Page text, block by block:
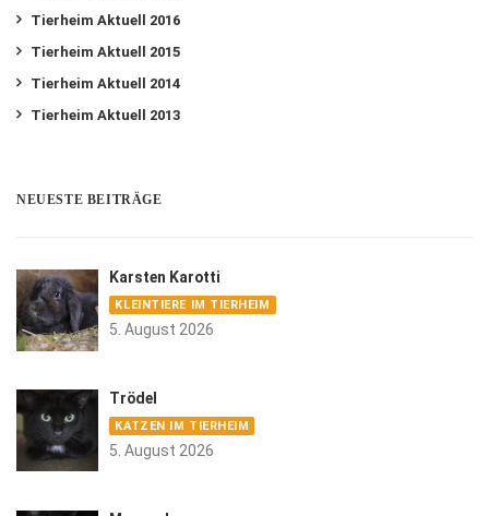
Tierheim Aktuell 2016
Tierheim Aktuell 2015
Tierheim Aktuell 2014
Tierheim Aktuell 2013
NEUESTE BEITRÄGE
Karsten Karotti
KLEINTIERE IM TIERHEIM
5. August 2026
Trödel
KATZEN IM TIERHEIM
5. August 2026